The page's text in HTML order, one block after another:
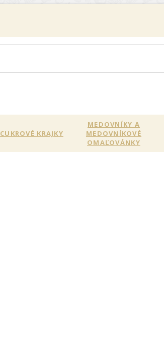
CUKROVÉ KRAJKY
MEDOVNÍKY A
MEDOVNÍKOVÉ
OMAĽOVÁNKY